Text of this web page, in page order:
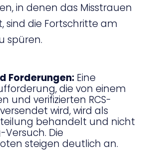
in denen das Misstrauen
sind die Fortschritte am
spüren.
Forderungen:Eine
die von einem
und verifizierten RCS-
wird, wird als
behandelt und nicht
Versuch. Die
steigen deutlich an.